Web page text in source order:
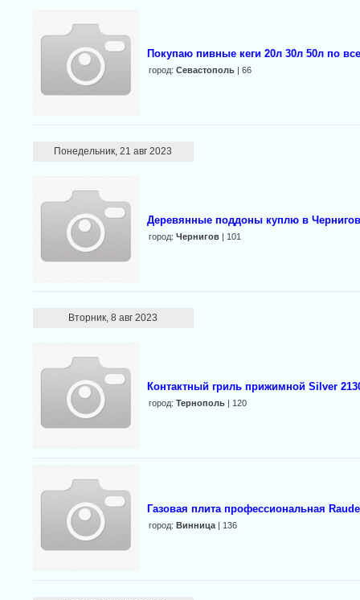
Покупаю пивные кеги 20л 30л 50л по
город: Севастополь| 66
Понедельник, 21 авг 2023
Деревянные поддоны куплю в
город: Чернигов| 101
Вторник, 8 авг 2023
Контактный гриль прижимной Silver
город: Тернополь| 120
Газовая плита профессиональная
город: Винница| 136